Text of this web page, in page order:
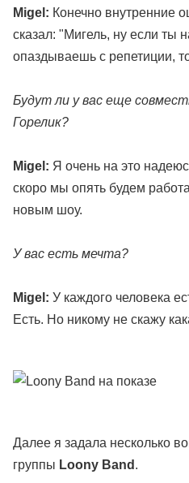
Migel: Конечно внутренние
сказал: "Мигель, ну если ты
опаздываешь с репетиции,
Будут ли у вас еще
Горелик?
Migel: Я очень на это
скоро мы опять будем
новым шоу.
У вас есть мечта?
Migel: У каждого человека
Есть. Но никому не скажу
Далее я задала несколько
группы Loony Band .